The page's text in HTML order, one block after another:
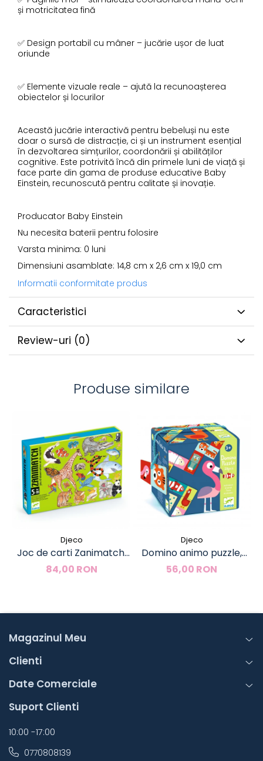
și motricitatea fină
✅ Design portabil cu mâner – jucărie ușor de luat
oriunde
✅ Elemente vizuale reale – ajută la recunoașterea
obiectelor și locurilor
Această jucărie interactivă pentru bebeluși nu este
doar o sursă de distracție, ci și un instrument esențial
în dezvoltarea simțurilor, coordonării și abilităților
cognitive. Este potrivită încă din primele luni de viață și
face parte din gama de produse educative Baby
Einstein, recunoscută pentru calitate și inovație.
Producator Baby Einstein
Nu necesita baterii pentru folosire
Varsta minima: 0 luni
Dimensiuni asamblate: 14,8 cm x 2,6 cm x 19,0 cm
Informatii conformitate produs
Caracteristici
Review-uri (0)
Produse similare
Djeco
Joc de carti Zanimatch,
Djeco
84,00 RON
Djeco
Domino animo puzzle,
Djeco
56,00 RON
Magazinul Meu
Clienti
Date Comerciale
Suport Clienti
10:00 -17:00
0770808139